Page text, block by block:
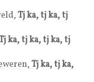
Tj ka, tj ka, tj
ka, tj ka, tj ka, tj
Tj ka, tj ka,